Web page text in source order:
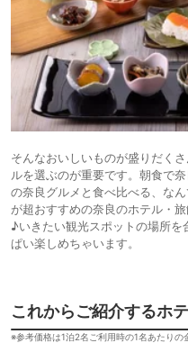
そんなおいしいものが盛りだく
ルを選ぶのが重要です。朝食で
の奈良グルメと食べ比べる、な
が超おすすめの奈良のホテル・
♪いきたい観光スポットの場所を
ぱい楽しめちゃいます。
これからご紹介するホ
※参考価格は1泊2名ご利用時の1名あたりの